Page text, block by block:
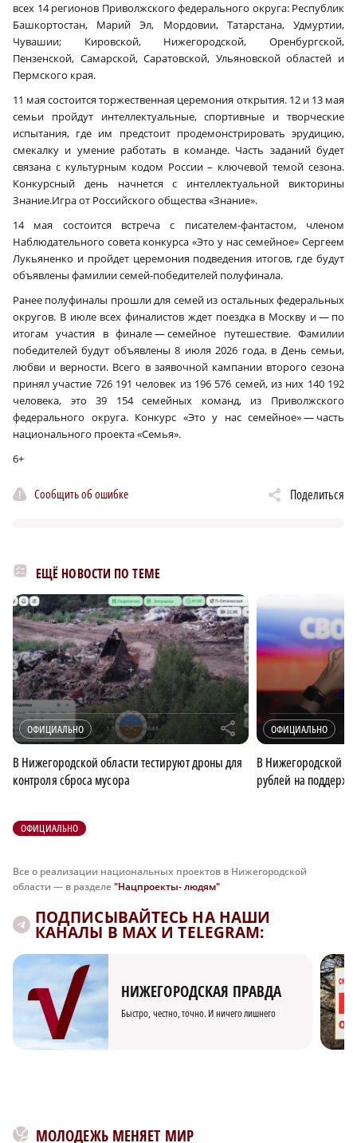
всех 14 регионов Приволжского федерального округа: Республик
Башкортостан, Марий Эл, Мордовии, Татарстана, Удмуртии,
Чувашии; Кировской, Нижегородской, Оренбургской,
Пензенской, Самарской, Саратовской, Ульяновской областей и
Пермского края.
11 мая состоится торжественная церемония открытия. 12 и 13 мая
семьи пройдут интеллектуальные, спортивные и творческие
испытания, где им предстоит продемонстрировать эрудицию,
смекалку и умение работать в команде. Часть заданий будет
связана с культурным кодом России – ключевой темой сезона.
Конкурсный день начнется с интеллектуальной викторины
Знание.Игра от Российского общества «Знание».
14 мая состоится встреча с писателем-фантастом, членом
Наблюдательного совета конкурса «Это у нас семейное» Сергеем
Лукьяненко и пройдет церемония подведения итогов, где будут
объявлены фамилии семей-победителей полуфинала.
Ранее полуфиналы прошли для семей из остальных федеральных
округов. В июле всех финалистов ждет поездка в Москву и — по
итогам участия в финале — семейное путешествие. Фамилии
победителей будут объявлены 8 июля 2026 года, в День семьи,
любви и верности. Всего в заявочной кампании второго сезона
принял участие 726 191 человек из 196 576 семей, из них 140 192
человека, это 39 154 семейных команд, из Приволжского
федерального округа. Конкурс «Это у нас семейное» — часть
национального проекта «Семья».
6+
Сообщить об ошибке Поделиться
ЕЩЁ НОВОСТИ ПО ТЕМЕ
ОФИЦИАЛЬНО r
В Нижегородской области тестируют дроны для
контроля сброса мусора
ОФИЦИАЛЬНО
В Нижегородской
рублей на
ОФИЦИАЛЬНО
Все о реализации национальных проектов в Нижегородской
области — в разделе"Нацпроекты- людям"
ПОДПИСЫВАЙТЕСЬ НА НАШИ
КАНАЛЫ В MAX И TELEGRAM:
НИЖЕГОРОДСКАЯ ПРАВДА
Быстро, честно, точно. И ничего лишнего
МОЛОДЕЖЬ МЕНЯЕТ МИР